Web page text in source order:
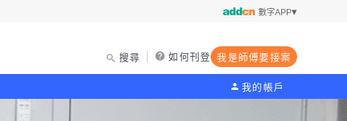
數字APP
搜尋 如何刊登 我是師傅要接案
我的帳戶